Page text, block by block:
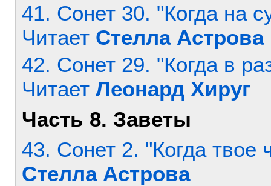
41. Сонет 30. "Когда на
Читает Стелла Астрова
42. Сонет 29. "Когда в
Читает Леонард Хируг
Часть 8. Заветы
43. Сонет 2. "Когда твое
Стелла Астрова